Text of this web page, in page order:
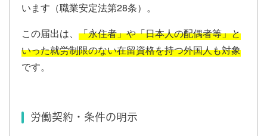
います（職業安定法第28条）。
この届出は、 「永住者」や「日本人の配偶者等」と
いった就労制限のない在留資格を持つ外国人も対象
です。
労働契約・条件の明示